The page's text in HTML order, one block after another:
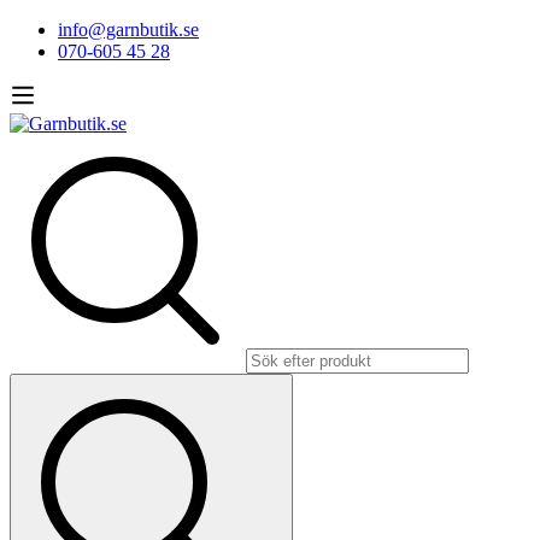
info@garnbutik.se
070-605 45 28